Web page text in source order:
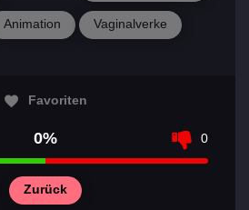
Animation Vaginalverke
Favoriten
0% 0
Zurück